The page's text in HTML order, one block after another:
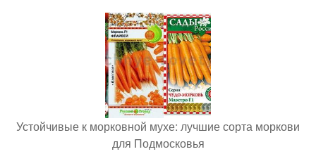
Устойчивые к морковной мухе: лучшие сорта моркови
для Подмосковья